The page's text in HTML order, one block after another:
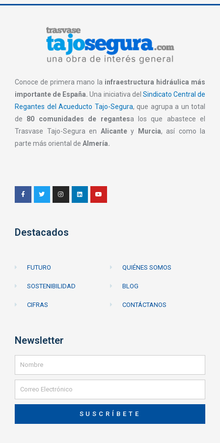
Conoce de primera mano la infraestructura hidráulica más
importante de España.Una iniciativa del Sindicato Central de
Regantes del Acueducto Tajo-Segura, que agrupa a un total
de 80 comunidades de regantesa los que abastece el
Trasvase Tajo-Segura en Alicante y Murcia, así como la
parte más oriental de Almería.
Destacados
FUTURO
SOSTENIBILIDAD
CIFRAS
QUIÉNES SOMOS
BLOG
CONTÁCTANOS
Newsletter
SUSCRÍBETE